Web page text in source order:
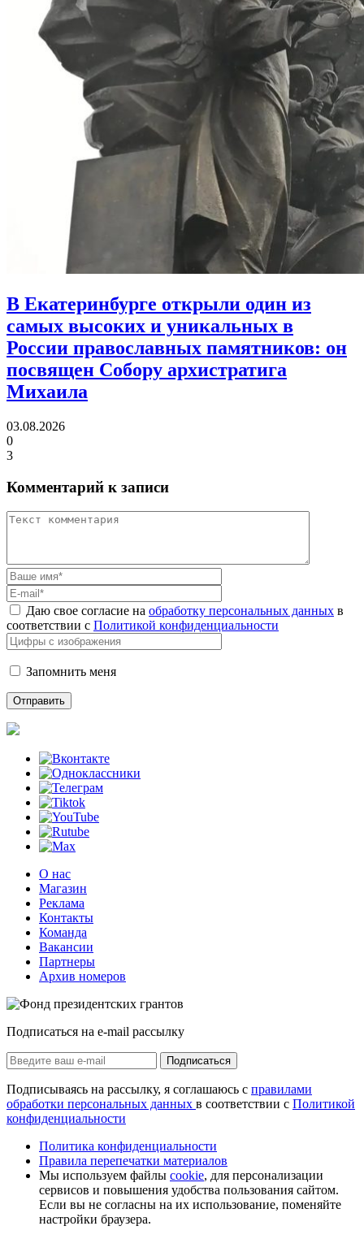
В Екатеринбурге открыли один из
самых высоких и уникальных в
России православных памятников: он
посвящен Собору архистратига
Михаила
03.08.2026
0
3
Комментарий к записи
Даю свое согласие на обработку персональных данных в
соответствии с Политикой конфиденциальности
Запомнить меня
О нас
Магазин
Реклама
Контакты
Команда
Вакансии
Партнеры
Архив номеров
Подписаться на e-mail рассылку
Подписаться
Подписываясь на рассылку, я соглашаюсь с правилами
обработки персональных данных в соответствии с Политикой
конфиденциальности
Политика конфиденциальности
Правила перепечатки материалов
Мы используем файлы cookie, для персонализации
сервисов и повышения удобства пользования сайтом.
Если вы не согласны на их использование, поменяйте
настройки браузера.